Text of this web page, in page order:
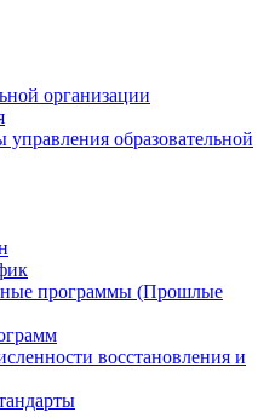
организации
образовательной
программы (Прошлые
восстановления и